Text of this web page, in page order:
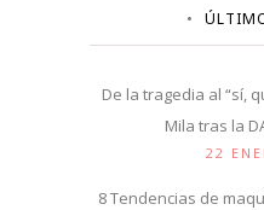
De la tragedia al “sí,
Mila tras la
22
8 Tendencias de